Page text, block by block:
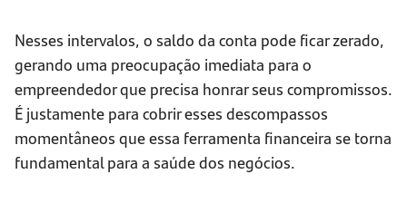
Nesses intervalos, o saldo da conta pode ficar zerado,
gerando uma preocupação imediata para o
empreendedor que precisa honrar seus compromissos.
É justamente para cobrir esses descompassos
momentâneos que essa ferramenta financeira se torna
fundamental para a saúde dos negócios.